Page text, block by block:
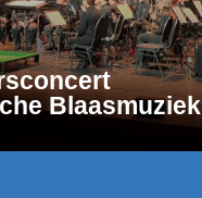
Blaasmuziek